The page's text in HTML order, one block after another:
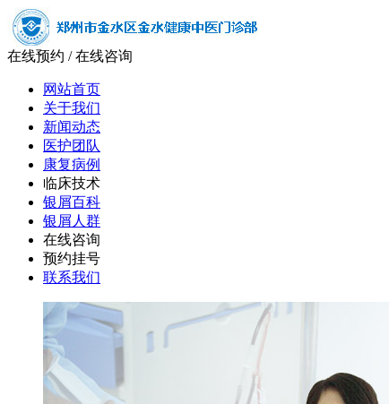
在线预约 /在线咨询
网站首页
关于我们
新闻动态
医护团队
康复病例
临床技术
银屑百科
银屑人群
在线咨询
预约挂号
联系我们